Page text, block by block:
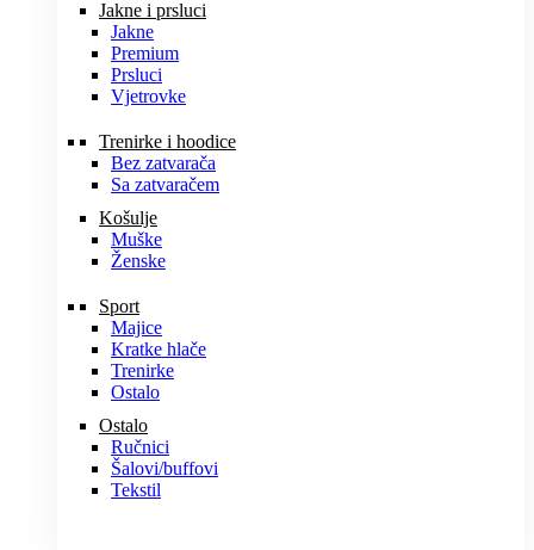
Jakne i prsluci
Jakne
Premium
Prsluci
Vjetrovke
Trenirke i hoodice
Bez zatvarača
Sa zatvaračem
Košulje
Muške
Ženske
Sport
Majice
Kratke hlače
Trenirke
Ostalo
Ostalo
Ručnici
Šalovi/buffovi
Tekstil